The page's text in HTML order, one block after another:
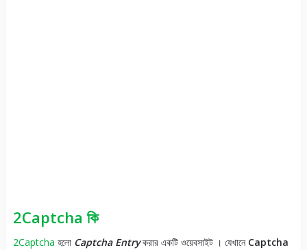
2Captcha কি
2Captcha হলো Captcha Entryকরার একটি ওয়েবসাইট । যেখানে Captcha